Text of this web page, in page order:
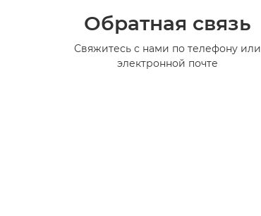
Обратная связь
Свяжитесь с нами по телефону или
электронной почте